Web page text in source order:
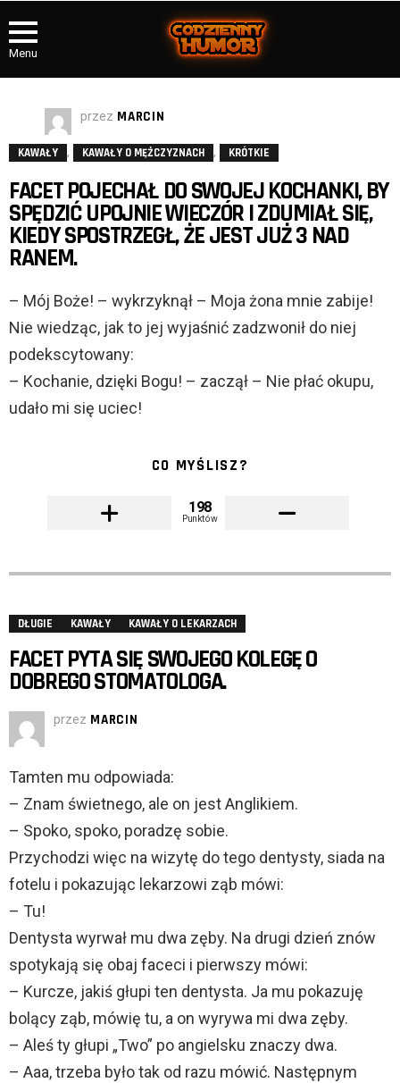
Menu
przez MARCIN
KAWAŁY , KAWAŁY O MĘŻCZYZNACH , KRÓTKIE
FACET POJECHAŁ DO SWOJEJ KOCHANKI, BY
SPĘDZIĆ UPOJNIE WIECZÓR I ZDUMIAŁ SIĘ,
KIEDY SPOSTRZEGŁ, ŻE JEST JUŻ 3 NAD
RANEM.
– Mój Boże! – wykrzyknął – Moja żona mnie zabije!
Nie wiedząc, jak to jej wyjaśnić zadzwonił do niej
podekscytowany:
– Kochanie, dzięki Bogu! – zaczął – Nie płać okupu,
udało mi się uciec!
CO MYŚLISZ?
198
Punktów
DŁUGIE KAWAŁY KAWAŁY O LEKARZACH
FACET PYTA SIĘ SWOJEGO KOLEGĘ O
DOBREGO STOMATOLOGA.
przez MARCIN
Tamten mu odpowiada:
– Znam świetnego, ale on jest Anglikiem.
– Spoko, spoko, poradzę sobie.
Przychodzi więc na wizytę do tego dentysty, siada na
fotelu i pokazując lekarzowi ząb mówi:
– Tu!
Dentysta wyrwał mu dwa zęby. Na drugi dzień znów
spotykają się obaj faceci i pierwszy mówi:
– Kurcze, jakiś głupi ten dentysta. Ja mu pokazuję
bolący ząb, mówię tu, a on wyrywa mi dwa zęby.
– Aleś ty głupi „Two” po angielsku znaczy dwa.
– Aaa, trzeba było tak od razu mówić. Następnym